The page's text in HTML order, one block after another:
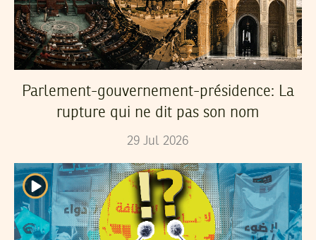
Parlement-gouvernement-présidence: La
rupture qui ne dit pas son nom
29 Jul 2026